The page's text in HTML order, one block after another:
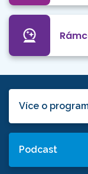
Více o
Podcast